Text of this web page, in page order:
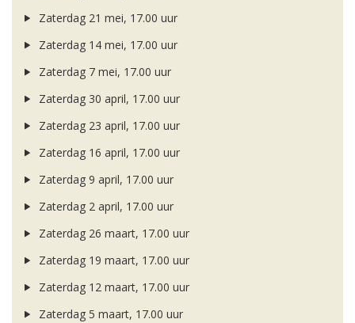
Zaterdag 21 mei, 17.00 uur
Zaterdag 14 mei, 17.00 uur
Zaterdag 7 mei, 17.00 uur
Zaterdag 30 april, 17.00 uur
Zaterdag 23 april, 17.00 uur
Zaterdag 16 april, 17.00 uur
Zaterdag 9 april, 17.00 uur
Zaterdag 2 april, 17.00 uur
Zaterdag 26 maart, 17.00 uur
Zaterdag 19 maart, 17.00 uur
Zaterdag 12 maart, 17.00 uur
Zaterdag 5 maart, 17.00 uur